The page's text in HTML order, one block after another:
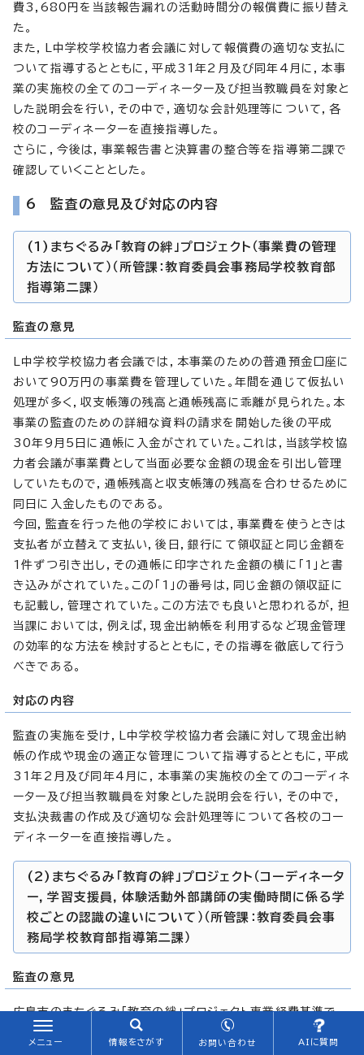
費3,680円を当該報告漏れの活動時間分の報償費に振り替え
た。
また，L中学校学校協力者会議に対して報償費の適切な支払に
ついて指導するとともに，平成31年2月及び同年4月に，本事
業の実施校の全てのコーディネーター及び担当教職員を対象と
した説明会を行い，その中で，適切な会計処理等について，各
校のコーディネーターを直接指導した。
さらに，今後は，事業報告書と決算書の整合等を指導第二課で
確認していくこととした。
6 監査の意見及び対応の内容
(1)まちぐるみ「教育の絆」プロジェクト（事業費の管理
方法について）（所管課：教育委員会事務局学校教育部
指導第二課）
監査の意見
L中学校学校協力者会議では，本事業のための普通預金口座に
おいて90万円の事業費を管理していた。年間を通じて仮払い
処理が多く，収支帳簿の残高と通帳残高に乖離が見られた。本
事業の監査のための詳細な資料の請求を開始した後の平成
30年9月5日に通帳に入金がされていた。これは，当該学校協
力者会議が事業費として当面必要な金額の現金を引出し管理
していたもので，通帳残高と収支帳簿の残高を合わせるために
同日に入金したものである。
今回，監査を行った他の学校においては，事業費を使うときは
支払者が立替えて支払い，後日，銀行にて領収証と同じ金額を
1件ずつ引き出し，その通帳に印字された金額の横に「1」と書
き込みがされていた。この「1」の番号は，同じ金額の領収証に
も記載し，管理されていた。この方法でも良いと思われるが，担
当課においては，例えば，現金出納帳を利用するなど現金管理
の効率的な方法を検討するとともに，その指導を徹底して行う
べきである。
対応の内容
監査の実施を受け，L中学校学校協力者会議に対して現金出納
帳の作成や現金の適正な管理について指導するとともに，平成
31年2月及び同年4月に，本事業の実施校の全てのコーディネ
ーター及び担当教職員を対象とした説明会を行い，その中で，
支払決裁書の作成及び適切な会計処理等について各校のコー
ディネーターを直接指導した。
(2)まちぐるみ「教育の絆」プロジェクト（コーディネータ
ー，学習支援員，体験活動外部講師の実働時間に係る学
校ごとの認識の違いについて）（所管課：教育委員会事
務局学校教育部指導第二課）
監査の意見
広島市のまちぐるみ「教育の絆」プロジェクト事業経費基準で
は，コーディネーター，学校の教育支援活動に係る協力支援人
メニュー 情報をさがす お問い合わせ AIに質問